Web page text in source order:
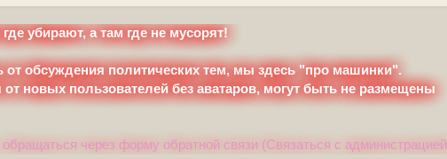
убирают, а там где не мусорят!
от обсуждения политических тем, мы здесь "про машинки".
новых пользователей без аватаров, могут быть не размещены
через форму обратной связи (Связаться с